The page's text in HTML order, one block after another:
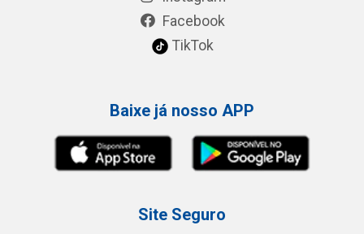
Facebook
TikTok
Baixe já nosso APP
Site Seguro